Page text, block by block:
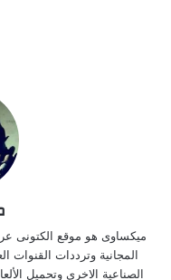
ميكساوى هو موقع الكتونى
المجانية وترددات القنوات
الصناعية الاخرى وتحميل